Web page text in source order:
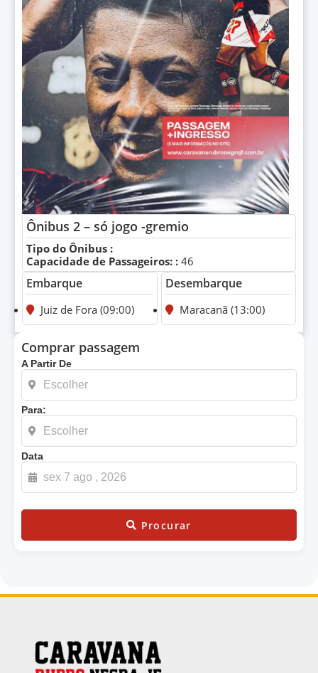
Ônibus 2 – só jogo -gremio
Tipo do Ônibus :
Capacidade de Passageiros: : 46
Embarque
Juiz de Fora (09:00)
Desembarque
Maracanã (13:00)
Comprar passagem
A Partir De
Para:
Data
Procurar